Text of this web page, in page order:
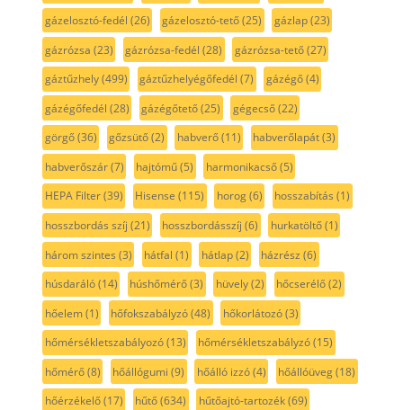
gázelosztó-fedél (26) gázelosztó-tető(25) gázlap(23)
gázrózsa (23) gázrózsa-fedél (28) gázrózsa-tető(27)
gáztűzhely(499) gáztűzhelyégőfedél (7) gázégő(4)
gázégőfedél (28) gázégőtető(25) gégecső(22)
görgő(36) gőzsütő(2) habverő(11) habverőlapát(3)
habverőszár(7) hajtómű(5) harmonikacső(5)
HEPA Filter(39) Hisense (115) horog(6) hosszabítás (1)
hosszbordás szíj (21) hosszbordásszíj (6) hurkatöltő(1)
három szintes (3) hátfal (1) hátlap(2) házrész (6)
húsdaráló(14) húshőmérő(3) hüvely(2) hőcserélő(2)
hőelem(1) hőfokszabályzó(48) hőkorlátozó(3)
hőmérsékletszabályozó(13) hőmérsékletszabályzó(15)
hőmérő(8) hőállógumi (9) hőálló izzó(4) hőállóüveg(18)
hőérzékelő(17) hűtő(634) hűtőajtó-tartozék(69)